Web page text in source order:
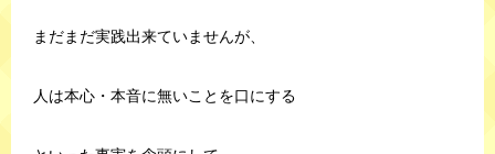
まだまだ実践出来ていませんが、
人は本心・本音に無いことを口にする